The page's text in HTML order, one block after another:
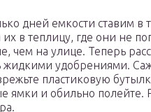
дней емкости ставим в
в теплицу, где они не
чем на улице. Теперь
жидкими удобрениями.
пластиковую
ямки и обильно полейте.